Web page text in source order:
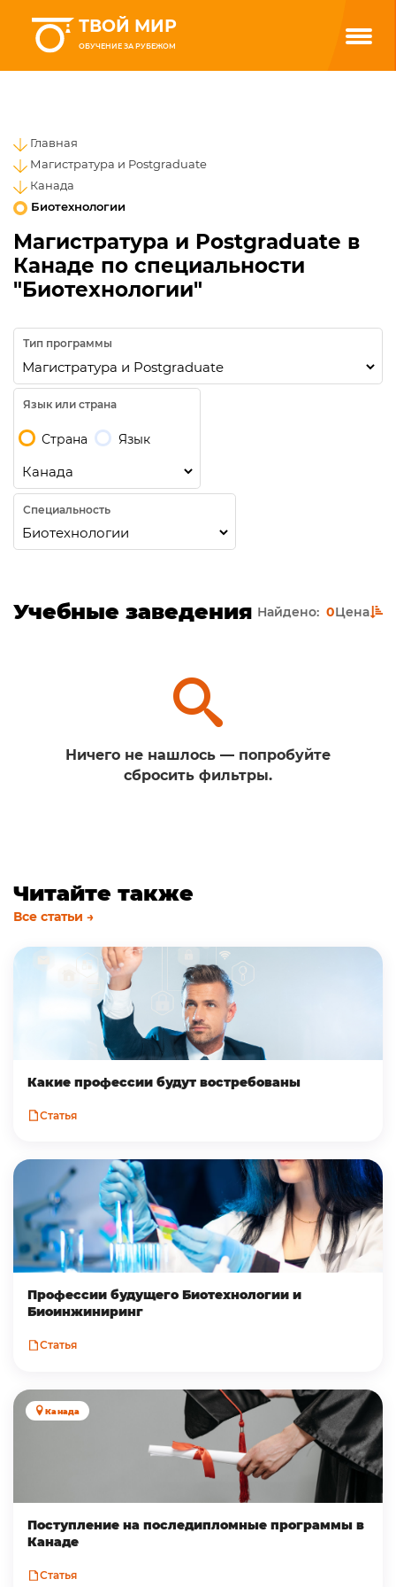
ТВОЙ МИР
ОБУЧЕНИЕ ЗА РУБЕЖОМ
Главная
Магистратура и Postgraduate
Канада
Биотехнологии
Магистратура и Postgraduate в
Канаде по специальности
"Биотехнологии"
Тип программы
Язык или страна
Страна Язык
Специальность
Учебные заведения Найдено: 0Цена
Ничего не нашлось — попробуйте
сбросить фильтры.
Читайте также
Все статьи →
Какие профессии будут востребованы
Статья
Профессии будущего Биотехнологии и
Биоинжиниринг
Статья
Канада
Поступление на последипломные программы в
Канаде
Статья